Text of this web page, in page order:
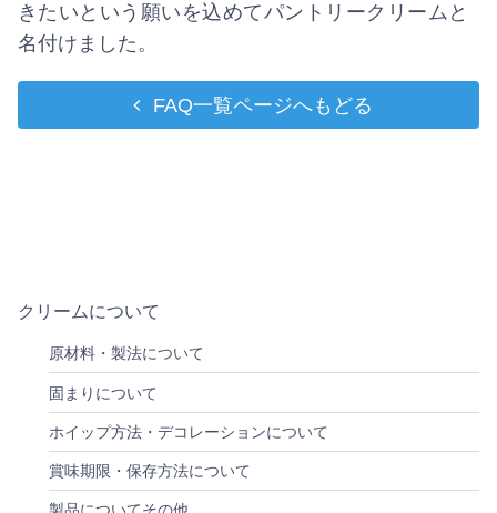
きたいという願いを込めてパントリークリームと
名付けました。
FAQ一覧ページへもどる
クリームについて
原材料・製法について
固まりについて
ホイップ方法・デコレーションについて
賞味期限・保存方法について